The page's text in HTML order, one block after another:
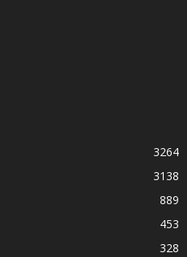
3264
3138
889
453
328